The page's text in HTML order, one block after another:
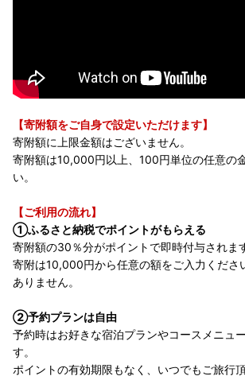
【寄附額をご自身で設定いただけます】
寄附額に上限金額はございません。
寄附額は10,000円以上、100円単位の任意の
い。
【ご利用の流れ】
①ふるさと納税でポイントがもらえる
寄附額の30％分がポイントで即時付与されま
寄附は10,000円から任意の額をご入力くださ
ありません。
②予約プランは自由
予約時はお好きな宿泊プランやコースメニュ
す。
ポイントの有効期限もなく、いつでもご旅行頂